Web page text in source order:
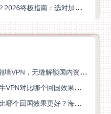
在美国玩天涯明月刀总卡顿？2026终极指南：选对加速器让你丝滑连招
海外党必看：如何选对回国翻墙VPN，无缝解锁国内资源？
ChickCN VPN好用吗？和海牛VPN对比哪个回国效果更好？
ChickCN VPN和当归VPN对比哪个回国效果更好？海外党亲测后选了它